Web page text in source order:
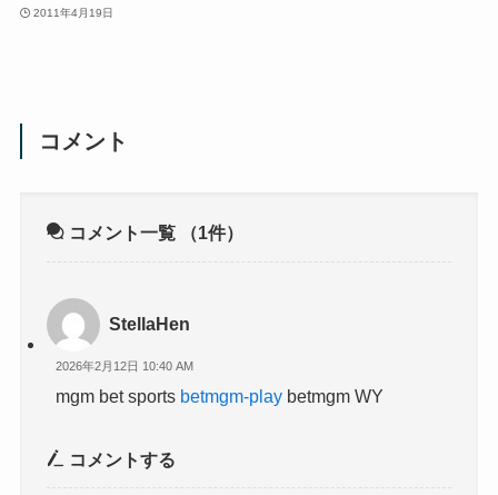
2011年4月19日
コメント
コメント一覧 （1件）
StellaHen
2026年2月12日 10:40 AM
mgm bet sports betmgm-play betmgm WY
コメントする